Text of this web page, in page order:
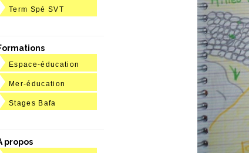
Term Spé SVT
Espace-éducation
Mer-éducation
Stages Bafa
propos